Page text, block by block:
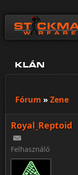
KLÁN
Fórum » Zene
Royal_Reptoid
Felhasználó